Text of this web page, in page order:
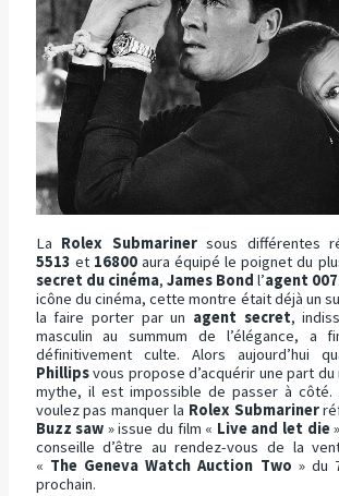
La Rolex Submarinersous différentes
5513 et 16800aura équipé le poignet du
secret du cinéma, James Bond l’agent 007
icône du cinéma, cette montre était déjà un
la faire porter par un agent secret,
masculin au summum de l’élégance, a
définitivement culte. Alors aujourd’hui
Phillipsvous propose d’acquérir une part
mythe, il est impossible de passer à côté.
voulez pas manquer la Rolex Submariner
Buzz saw » issue du film « Live and let die
conseille d’être au rendez-vous de la
« The Geneva Watch Auction Two » du
prochain.